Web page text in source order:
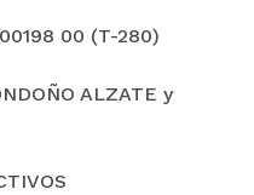
00 (T-280)
ALZATE y